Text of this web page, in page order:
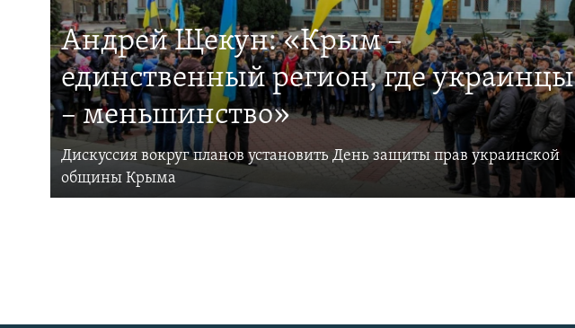
Андрей Щекун: «Крым –
единственный регион, где украинцы
– меньшинство»
Дискуссия вокруг планов установить День защиты прав украинской
общины Крыма